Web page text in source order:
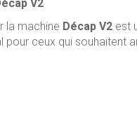
V2
la machine Décap V2 est
pour ceux qui souhaitent